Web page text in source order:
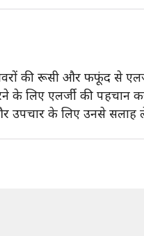
की रूसी और फफूंद से
के लिए एलर्जी की पहचान
उपचार के लिए उनसे सलाह